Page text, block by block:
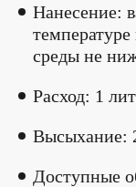
Нанесение:
среды не
Расход: 1
Высыхание:
Доступные